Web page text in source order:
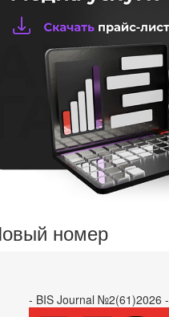
номер
- BIS Journal №2(61)2026 -